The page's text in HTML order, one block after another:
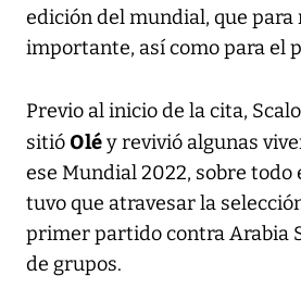
edición del mundial, que para
importante, así como para el
Previo al inicio de la cita,
sitió Oléy revivió algunas
ese Mundial 2022, sobre todo
tuvo que atravesar la
primer partido contra Arabia
de grupos.